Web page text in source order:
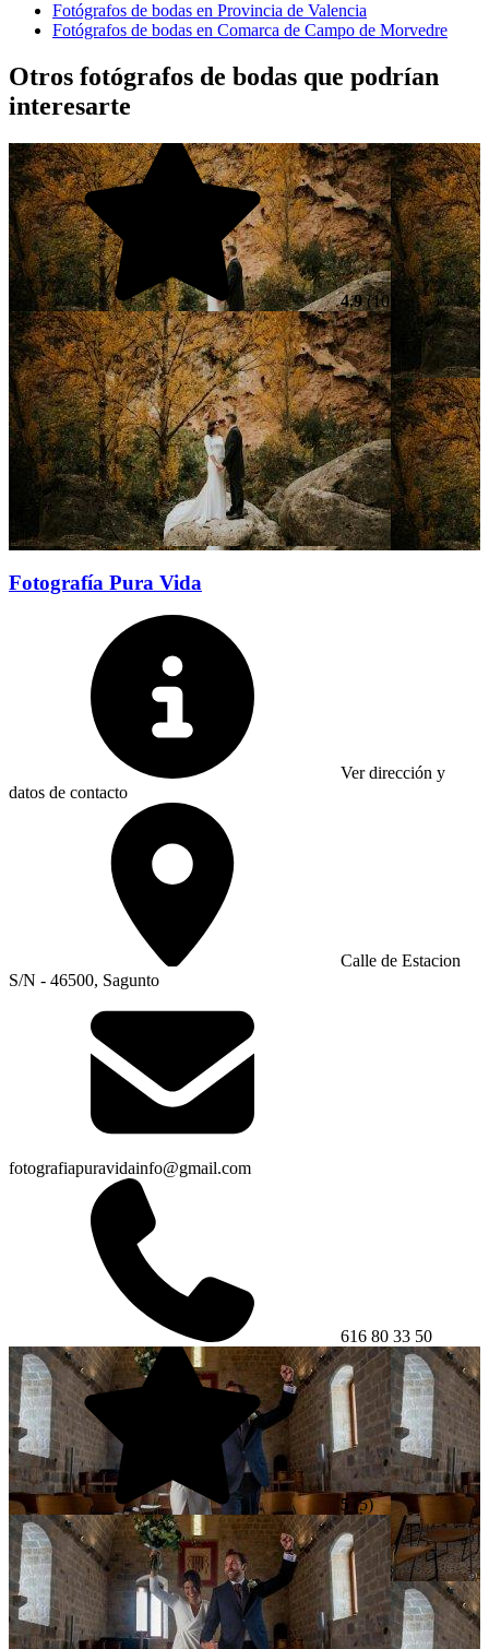
Fotógrafos de bodas en Provincia de Valencia
Fotógrafos de bodas en Comarca de Campo de Morvedre
Otros fotógrafos de bodas que podrían
interesarte
4.9(10)
Fotografía Pura Vida
Ver dirección y
datos de contacto
Calle de Estacion
S/N - 46500, Sagunto
fotografiapuravidainfo@gmail.com
616 80 33 50
5 (5)